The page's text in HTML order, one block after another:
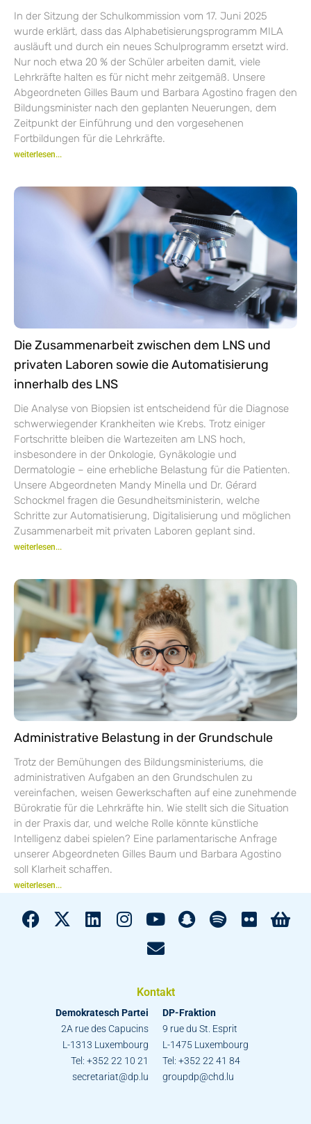
In der Sitzung der Schulkommission vom 17. Juni 2025
wurde erklärt, dass das Alphabetisierungsprogramm MILA
ausläuft und durch ein neues Schulprogramm ersetzt wird.
Nur noch etwa 20 % der Schüler arbeiten damit, viele
Lehrkräfte halten es für nicht mehr zeitgemäß. Unsere
Abgeordneten Gilles Baum und Barbara Agostino fragen den
Bildungsminister nach den geplanten Neuerungen, dem
Zeitpunkt der Einführung und den vorgesehenen
Fortbildungen für die Lehrkräfte.
weiterlesen...
Die Zusammenarbeit zwischen dem LNS und
privaten Laboren sowie die Automatisierung
innerhalb des LNS
Die Analyse von Biopsien ist entscheidend für die Diagnose
schwerwiegender Krankheiten wie Krebs. Trotz einiger
Fortschritte bleiben die Wartezeiten am LNS hoch,
insbesondere in der Onkologie, Gynäkologie und
Dermatologie – eine erhebliche Belastung für die Patienten.
Unsere Abgeordneten Mandy Minella und Dr. Gérard
Schockmel fragen die Gesundheitsministerin, welche
Schritte zur Automatisierung, Digitalisierung und möglichen
Zusammenarbeit mit privaten Laboren geplant sind.
weiterlesen...
Administrative Belastung in der Grundschule
Trotz der Bemühungen des Bildungsministeriums, die
administrativen Aufgaben an den Grundschulen zu
vereinfachen, weisen Gewerkschaften auf eine zunehmende
Bürokratie für die Lehrkräfte hin. Wie stellt sich die Situation
in der Praxis dar, und welche Rolle könnte künstliche
Intelligenz dabei spielen? Eine parlamentarische Anfrage
unserer Abgeordneten Gilles Baum und Barbara Agostino
soll Klarheit schaffen.
weiterlesen...
Kontakt
Demokratesch Partei
2A rue des Capucins
L-1313 Luxembourg
Tel: +352 22 10 21
secretariat@dp.lu
DP-Fraktion
9 rue du St. Esprit
L-1475 Luxembourg
Tel: +352 22 41 84
groupdp@chd.lu